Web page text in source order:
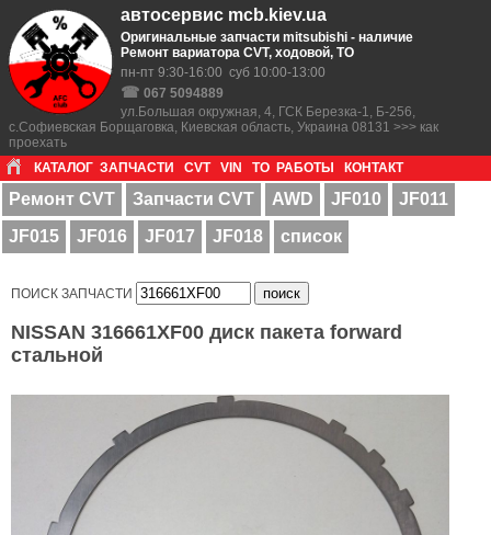
автосервис mcb.kiev.ua
Оригинальные запчасти mitsubishi - наличие
Ремонт вариатора CVT, ходовой, ТО
пн-пт 9:30-16:00 суб 10:00-13:00
☎ 067 5094889
ул.Большая окружная, 4, ГСК Березка-1, Б-256,
с.Софиевская Борщаговка, Киевская область, Украина 08131 >>> как
проехать
КАТАЛОГ ЗАПЧАСТИ CVT VIN ТО РАБОТЫ КОНТАКТ
Ремонт CVT Запчасти CVT AWD JF010
JF011
JF015
JF016 JF017 JF018 список
ПОИСК ЗАПЧАСТИ
NISSAN 316661XF00 диск пакета forward
стальной